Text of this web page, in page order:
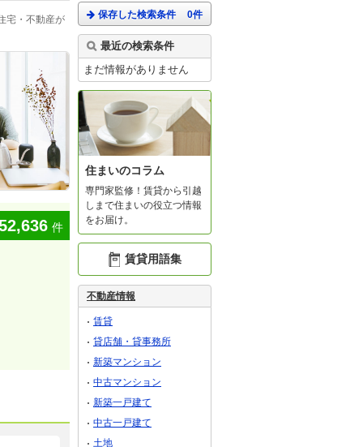
宅・不動産が
件
保存した検索条件 0件
最近の検索条件
まだ情報がありません
住まいのコラム
専門家監修！賃貸から引越
しまで住まいの役立つ情報
をお届け。
賃貸用語集
不動産情報
賃貸
貸店舗・貸事務所
新築マンション
中古マンション
新築一戸建て
中古一戸建て
土地